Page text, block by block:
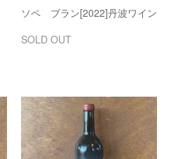
ソペ ブラン[2022]丹波ワイン
SOLD OUT